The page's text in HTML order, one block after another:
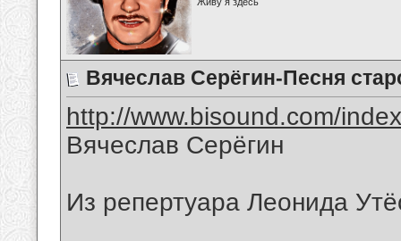
Вячеслав Серёгин-Песня
http://www.bisound.com/
Вячеслав Серёгин
Из репертуара Леонида